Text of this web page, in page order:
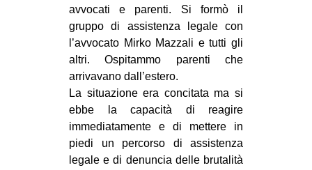
avvocati e parenti. Si formò il
gruppo di assistenza legale con
l’avvocato Mirko Mazzali e tutti gli
altri. Ospitammo parenti che
arrivavano dall’estero.
La situazione era concitata ma si
ebbe la capacità di reagire
immediatamente e di mettere in
piedi un percorso di assistenza
legale e di denuncia delle brutalità